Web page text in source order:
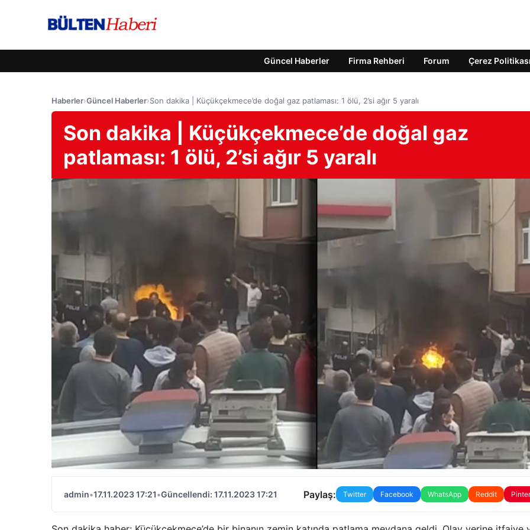
Güncel Haberler Firma Rehberi Forum Çerez Politikası
Haberler›Güncel Haberler›Son dakika | Küçükçekmece’de doğal gaz patlaması: 1 ölü, 2’si ağır 5 yaralı
Son dakika | Küçükçekmece’de doğal gaz
patlaması: 1 ölü, 2’si ağır 5 yaralı
admin•17.11.2023 17:21•Güncellendi: 17.11.2023 17:21 Paylaş: Twitter Facebook WhatsApp Reddit